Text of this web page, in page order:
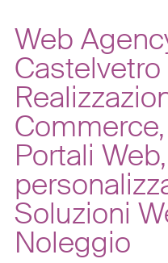
Web
Portali
Soluzioni
Noleggio